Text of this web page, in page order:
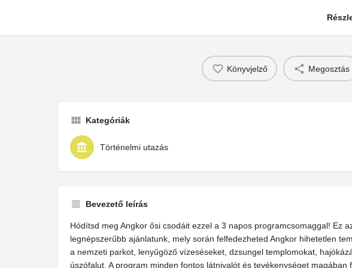
Könyvjelző Megosztás
Kategóriák
Történelmi utazás
Bevezető leírás
Hódítsd meg Angkor ősi csodáit ezzel a 3 napos programcsomaggal! Ez
legnépszerűbb ajánlatunk, mely során felfedezheted Angkor hihetetlen
a nemzeti parkot, lenyűgöző vízeséseket, dzsungel templomokat,
úszófalut. A program minden fontos látnivalót és tevékenységet magában